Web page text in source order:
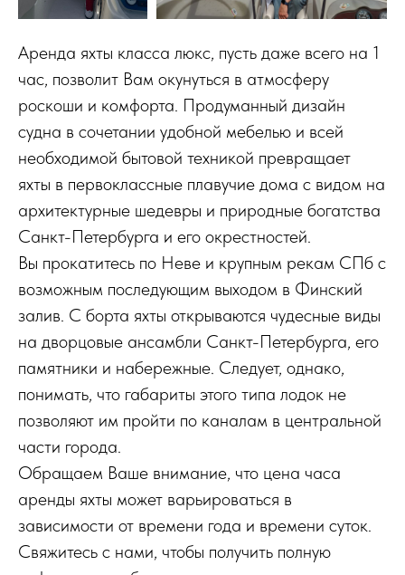
Аренда яхты класса люкс, пусть даже всего на 1
час, позволит Вам окунуться в атмосферу
роскоши и комфорта. Продуманный дизайн
судна в сочетании удобной мебелью и всей
необходимой бытовой техникой превращает
яхты в первоклассные плавучие дома с видом на
архитектурные шедевры и природные богатства
Санкт-Петербурга и его окрестностей.
Вы прокатитесь по Неве и крупным рекам СПб с
возможным последующим выходом в Финский
залив. С борта яхты открываются чудесные виды
на дворцовые ансамбли Санкт-Петербурга, его
памятники и набережные. Следует, однако,
понимать, что габариты этого типа лодок не
позволяют им пройти по каналам в центральной
части города.
Обращаем Ваше внимание, что цена часа
аренды яхты может варьироваться в
зависимости от времени года и времени суток.
Свяжитесь с нами, чтобы получить полную